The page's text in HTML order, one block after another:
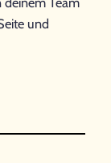
und